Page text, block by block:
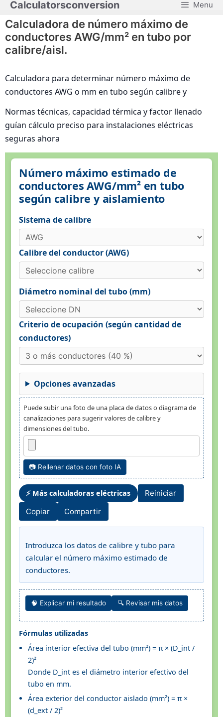
Saltar
contenido
Calculatorsconversion Menu
Calculadora de número máximo de
conductores AWG/mm² en tubo por
calibre/aisl.
Calculadora para determinar número máximo de
conductores AWG o mm en tubo según calibre y
Normas técnicas, capacidad térmica y factor llenado
guían cálculo preciso para instalaciones eléctricas
seguras ahora
Número máximo estimado de
conductores AWG/mm² en tubo
según calibre y aislamiento
Sistema de calibre
Calibre del conductor (AWG)
Diámetro nominal del tubo (mm)
Criterio de ocupación (según cantidad de
conductores)
Opciones avanzadas
Puede subir una foto de una placa de datos o diagrama de
canalizaciones para sugerir valores de calibre y
dimensiones del tubo.
📷 Rellenar datos con foto IA
⚡ Más calculadoras eléctricas
Reiniciar
Copiar
Compartir
Introduzca los datos de calibre y tubo para
calcular el número máximo estimado de
conductores.
🧠 Explicar mi resultado 🔍 Revisar mis datos
Fórmulas utilizadas
Área interior efectiva del tubo (mm²) = π × (D_int /
2)²
Donde D_int es el diámetro interior efectivo del
tubo en mm.
Área exterior del conductor aislado (mm²) = π ×
(d_ext / 2)²